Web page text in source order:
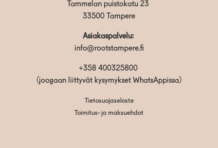
Tammelan puistokatu 23
33500 Tampere
Asiakaspalvelu:
info@rootstampere.fi
+358 400325800
(joogaan liittyvät kysymykset WhatsAppissa)
Tietosuojaseloste
Toimitus- ja maksuehdot